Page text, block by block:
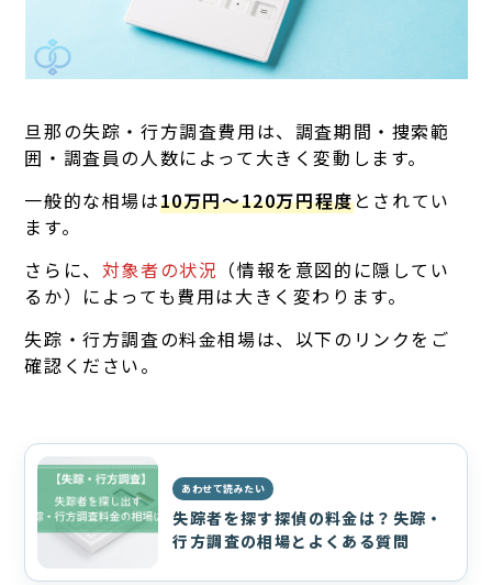
旦那の失踪・行方調査費用は、調査期間・捜索範
囲・調査員の人数によって大きく変動します。
一般的な相場は10万円〜120万円程度とされてい
ます。
さらに、 対象者の状況 （情報を意図的に隠してい
るか）によっても費用は大きく変わります。
失踪・行方調査の料金相場は、以下のリンクをご
確認ください。
あわせて読みたい
失踪者を探す探偵の料金は？失踪・
行方調査の相場とよくある質問